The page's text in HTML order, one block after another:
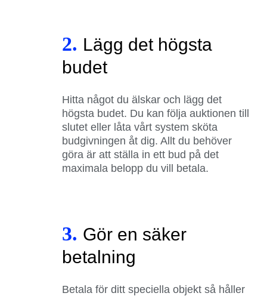
2. Lägg det högsta
budet
Hitta något du älskar och lägg det
högsta budet. Du kan följa auktionen till
slutet eller låta vårt system sköta
budgivningen åt dig. Allt du behöver
göra är att ställa in ett bud på det
maximala belopp du vill betala.
3. Gör en säker
betalning
Betala för ditt speciella objekt så håller